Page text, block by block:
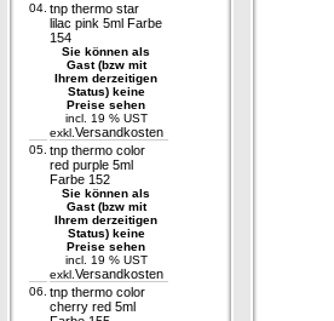
04. tnp thermo star
lilac pink 5ml Farbe
154
Sie können als
Gast (bzw mit
Ihrem derzeitigen
Status) keine
Preise sehen
incl. 19 % UST
exkl. Versandkosten
05. tnp thermo color
red purple 5ml
Farbe 152
Sie können als
Gast (bzw mit
Ihrem derzeitigen
Status) keine
Preise sehen
incl. 19 % UST
exkl. Versandkosten
06. tnp thermo color
cherry red 5ml